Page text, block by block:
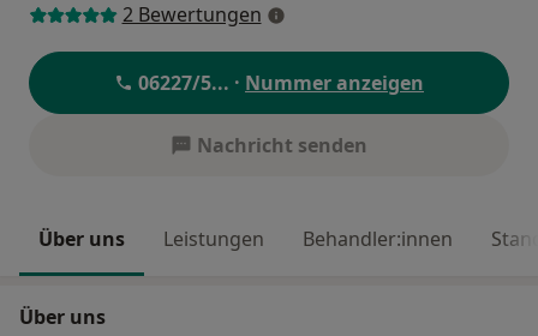
2 Bewertungen
06227/5... · Nummer anzeigen
Nachricht senden
Über uns Leistungen Behandler:innen
Über uns